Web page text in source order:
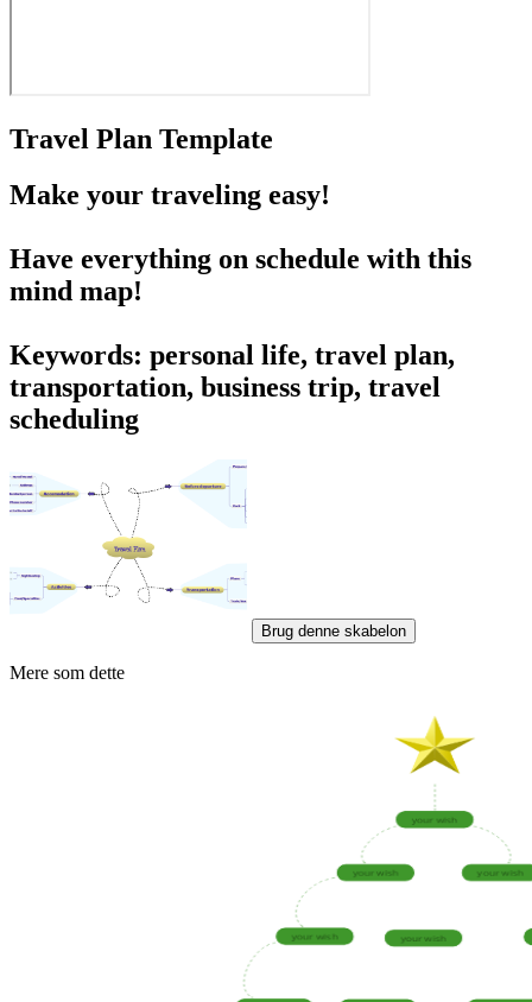
Travel Plan Template
Make your traveling easy!
Have everything on schedule with this
mind map!
Keywords: personal life, travel plan,
transportation, business trip, travel
scheduling
Brug denne skabelon
Mere som dette